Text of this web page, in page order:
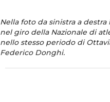
Nella foto da sinistra a
nel giro della Nazionale di
nello stesso periodo di
Federico Donghi.